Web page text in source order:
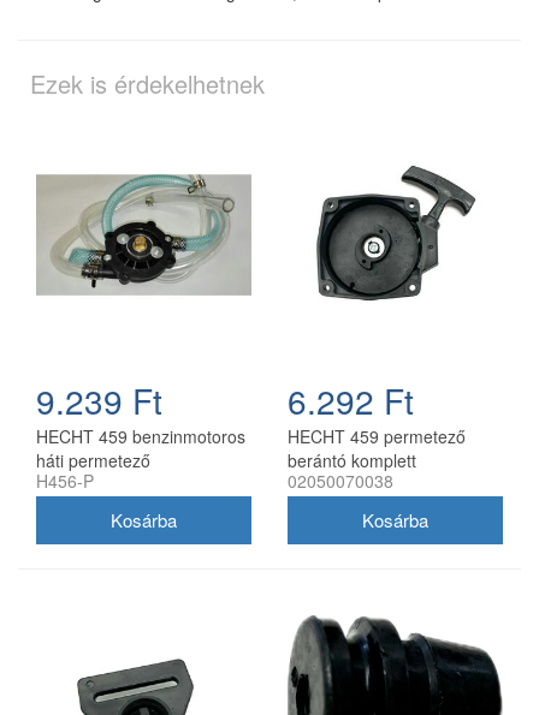
Ezek is érdekelhetnek
9.239 Ft
HECHT 459 benzinmotoros
háti permetező
segédszivattyúval
H456-P
6.292 Ft
HECHT 459 permetező
berántó komplett
02050070038